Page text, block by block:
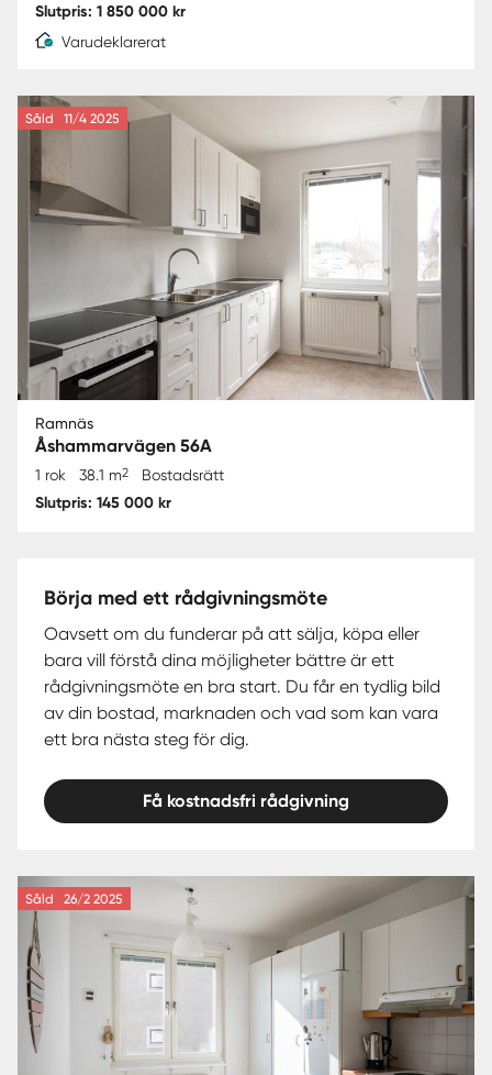
Slutpris: 1 850 000 kr
Varudeklarerat
Såld 11/4 2025
Ramnäs
Åshammarvägen 56A
1 rok 38.1 m2 Bostadsrätt
Slutpris: 145 000 kr
Börja med ett rådgivningsmöte
Oavsett om du funderar på att sälja, köpa eller
bara vill förstå dina möjligheter bättre är ett
rådgivningsmöte en bra start. Du får en tydlig bild
av din bostad, marknaden och vad som kan vara
ett bra nästa steg för dig.
Få kostnadsfri rådgivning
Såld 26/2 2025